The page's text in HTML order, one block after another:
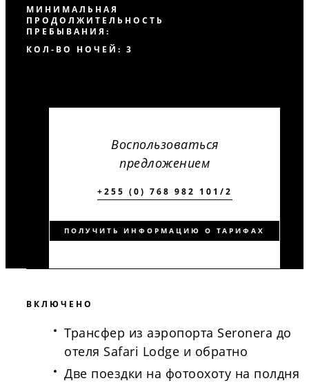
МИНИМАЛЬНАЯ
ПРОДОЛЖИТЕЛЬНОСТЬ
ПРЕБЫВАНИЯ:
КОЛ-ВО НОЧЕЙ: 3
Воспользоваться
предложением
+255 (0) 768 982 101/2
ПОЛУЧИТЬ ИНФОРМАЦИЮ О ТАРИФАХ
ВКЛЮЧЕНО
Трансфер из аэропорта Seronera до
отеля Safari Lodge и обратно
Две поездки на фотоохоту на полдня